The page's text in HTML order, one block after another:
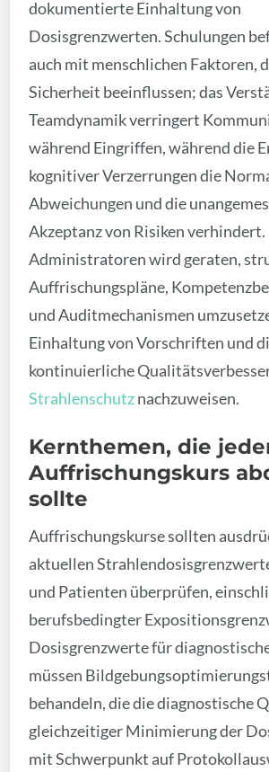
dokumentierte Einhaltung von
Dosisgrenzwerten. Schulungen
auch mit menschlichen Faktoren,
Sicherheit beeinflussen; das
Teamdynamik verringert
während Eingriffen, während die
kognitiver Verzerrungen die
Abweichungen und die
Akzeptanz von Risiken verhindert.
Administratoren wird geraten,
Auffrischungspläne,
und Auditmechanismen
Einhaltung von Vorschriften und
kontinuierliche
Strahlenschutznachzuweisen.
Kernthemen, die
Auffrischungskurs
sollte
Auffrischungskurse sollten
aktuellen
und Patienten überprüfen,
berufsbedingter
Dosisgrenzwerte für
müssen
behandeln, die die diagnostische
gleichzeitiger Minimierung der
mit Schwerpunkt auf